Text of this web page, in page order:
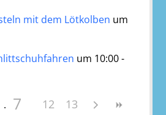
mit dem Lötkolben um
um 10:00 -
7 12 13